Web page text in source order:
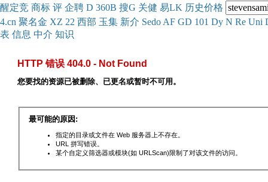
醒定竞 商标 评 企聘 D 360B 搜G 关健 易LK 历史价格
4.cn 聚名金 XZ 22 西部 玉集 新介 Sedo AF GD 101 Dy N Re Uni
表 信息 中介 知识